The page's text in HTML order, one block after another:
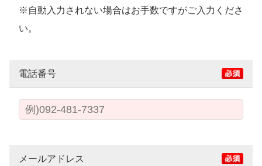
※自動入力されない場合はお手数ですがご入力くださ
い。
電話番号
メールアドレス